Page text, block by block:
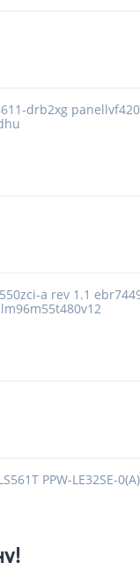
drb2xg
a rev 1.1
PPW-LE32SE-